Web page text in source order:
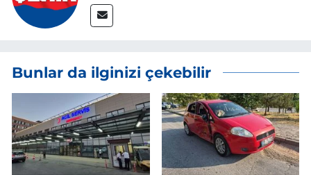
Bunlar da ilginizi çekebilir